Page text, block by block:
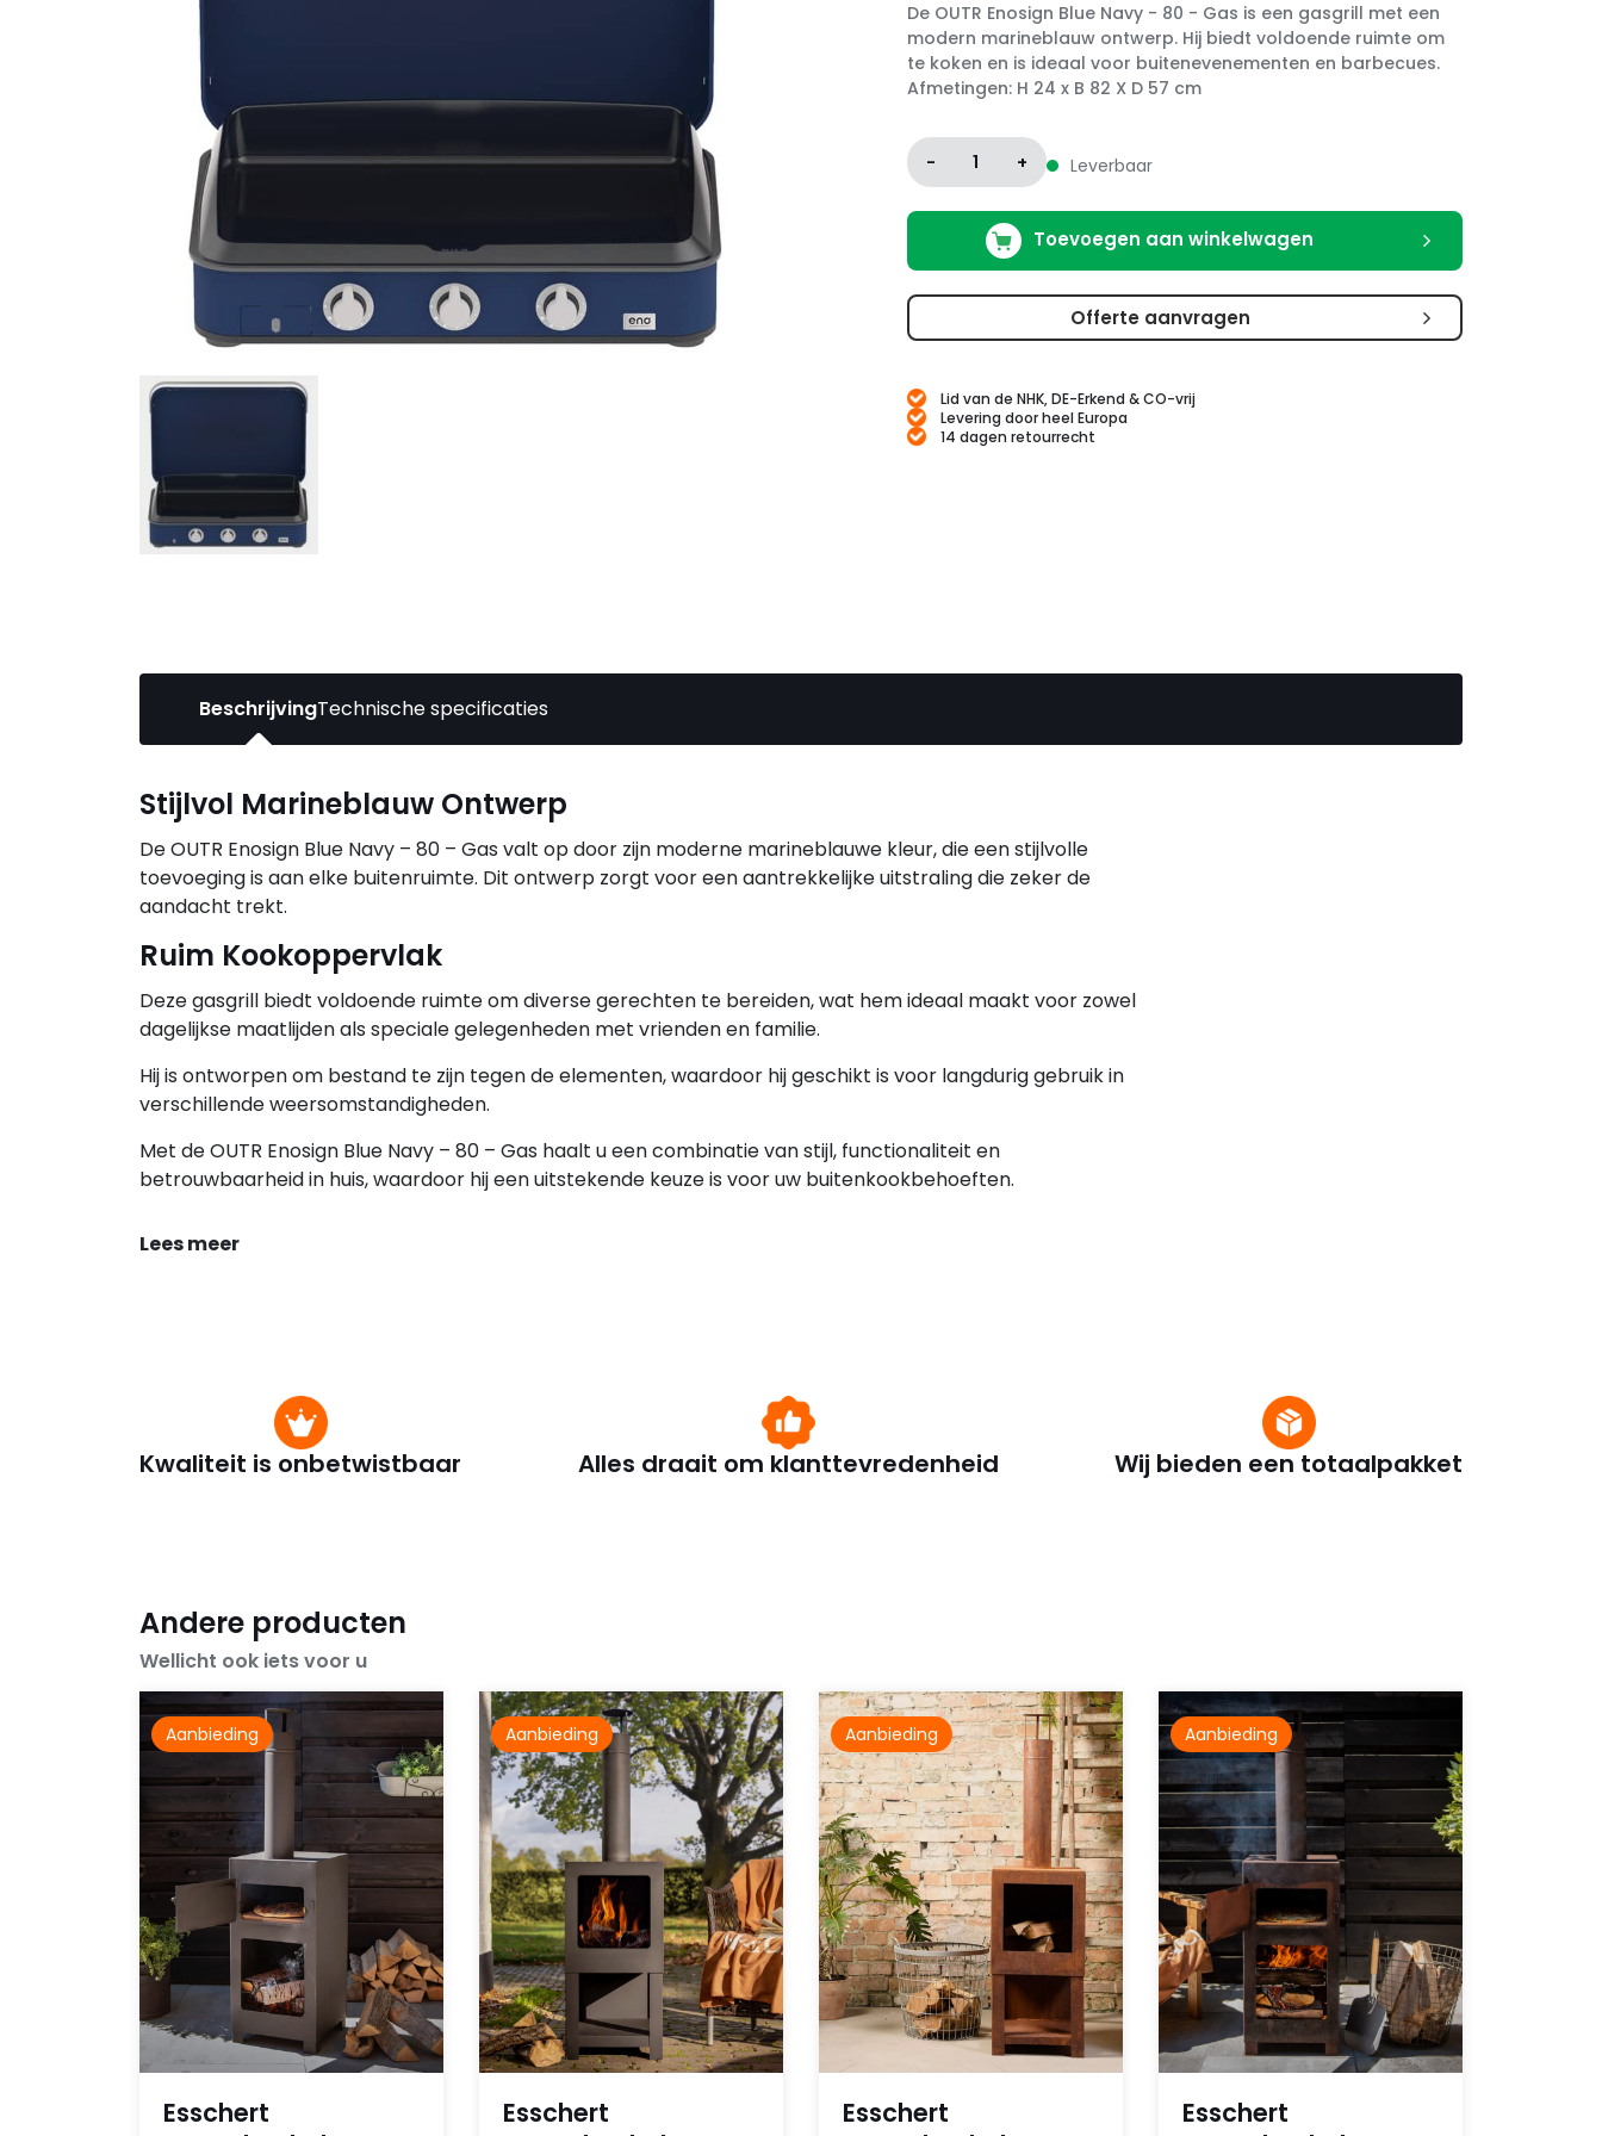
De OUTR Enosign Blue Navy - 80 - Gas is een gasgrill met een
modern marineblauw ontwerp. Hij biedt voldoende ruimte om
te koken en is ideaal voor buitenevenementen en barbecues.
Afmetingen: H 24 x B 82 X D 57 cm
- 1 + Leverbaar
Toevoegen aan winkelwagen
Offerte aanvragen
Lid van de NHK, DE-Erkend & CO-vrij
Levering door heel Europa
14 dagen retourrecht
BeschrijvingTechnische specificaties
Stijlvol Marineblauw Ontwerp
De OUTR Enosign Blue Navy – 80 – Gas valt op door zijn moderne marineblauwe kleur, die een stijlvolle
toevoeging is aan elke buitenruimte. Dit ontwerp zorgt voor een aantrekkelijke uitstraling die zeker de
aandacht trekt.
Ruim Kookoppervlak
Deze gasgrill biedt voldoende ruimte om diverse gerechten te bereiden, wat hem ideaal maakt voor zowel
dagelijkse maatlijden als speciale gelegenheden met vrienden en familie.
Hij is ontworpen om bestand te zijn tegen de elementen, waardoor hij geschikt is voor langdurig gebruik in
verschillende weersomstandigheden.
Met de OUTR Enosign Blue Navy – 80 – Gas haalt u een combinatie van stijl, functionaliteit en
betrouwbaarheid in huis, waardoor hij een uitstekende keuze is voor uw buitenkookbehoeften.
Lees meer
Kwaliteit is onbetwistbaar Alles draait om klanttevredenheid Wij bieden een totaalpakket
Andere producten
Wellicht ook iets voor u
Aanbieding
Esschert
Aanbieding
Esschert
Aanbieding
Esschert
Aanbieding
Esschert